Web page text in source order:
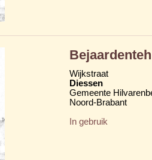
Wijkstraat
Diessen
Gemeente
Noord-Brabant
In gebruik